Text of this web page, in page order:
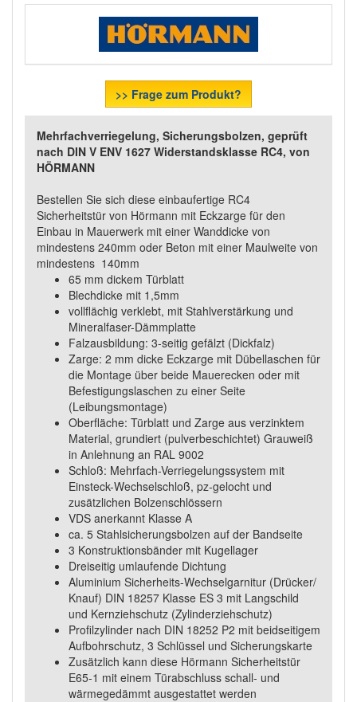
>> Frage zum Produkt?
Mehrfachverriegelung, Sicherungsbolzen, geprüft
nach DIN V ENV 1627 Widerstandsklasse RC4, von
HÖRMANN
Bestellen Sie sich diese einbaufertige RC4
Sicherheitstür von Hörmann mit Eckzarge für den
Einbau in Mauerwerk mit einer Wanddicke von
mindestens 240mm oder Beton mit einer Maulweite von
mindestens 140mm
65 mm dickem Türblatt
Blechdicke mit 1,5mm
vollflächig verklebt, mit Stahlverstärkung und
Mineralfaser-Dämmplatte
Falzausbildung: 3-seitig gefälzt (Dickfalz)
Zarge: 2 mm dicke Eckzarge mit Dübellaschen für
die Montage über beide Mauerecken oder mit
Befestigungslaschen zu einer Seite
(Leibungsmontage)
Oberfläche: Türblatt und Zarge aus verzinktem
Material, grundiert (pulverbeschichtet) Grauweiß
in Anlehnung an RAL 9002
Schloß: Mehrfach-Verriegelungssystem mit
Einsteck-Wechselschloß, pz-gelocht und
zusätzlichen Bolzenschlössern
VDS anerkannt Klasse A
ca. 5 Stahlsicherungsbolzen auf der Bandseite
3 Konstruktionsbänder mit Kugellager
Dreiseitig umlaufende Dichtung
Aluminium Sicherheits-Wechselgarnitur (Drücker/
Knauf) DIN 18257 Klasse ES 3 mit Langschild
und Kernziehschutz (Zylinderziehschutz)
Profilzylinder nach DIN 18252 P2 mit beidseitigem
Aufbohrschutz, 3 Schlüssel und Sicherungskarte
Zusätzlich kann diese Hörmann Sicherheitstür
E65-1 mit einem Türabschluss schall- und
wärmegedämmt ausgestattet werden